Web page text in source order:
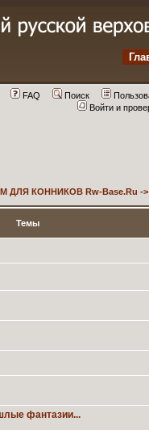
FAQ Поиск
Войти и
ДЛЯ КОННИКОВ Rw-Base.Ru -
Темы
фантазии...